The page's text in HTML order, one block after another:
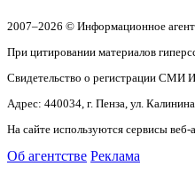
2007–2026 © Информационное
При цитировании материалов
Свидетельство о регистрации СМИ
Адрес: 440034, г. Пенза, ул.
На сайте используются сервисы
Об агентстве Реклама